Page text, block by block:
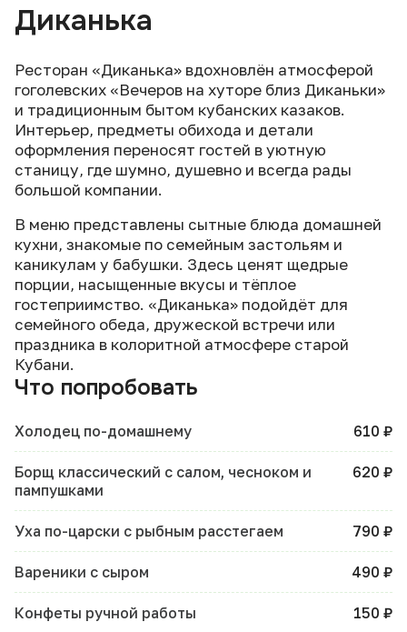
Диканька
Ресторан «Диканька» вдохновлён атмосферой
гоголевских «Вечеров на хуторе близ Диканьки»
и традиционным бытом кубанских казаков.
Интерьер, предметы обихода и детали
оформления переносят гостей в уютную
станицу, где шумно, душевно и всегда рады
большой компании.
В меню представлены сытные блюда домашней
кухни, знакомые по семейным застольям и
каникулам у бабушки. Здесь ценят щедрые
порции, насыщенные вкусы и тёплое
гостеприимство. «Диканька» подойдёт для
семейного обеда, дружеской встречи или
праздника в колоритной атмосфере старой
Кубани.
Что попробовать
Холодец по-домашнему 610 ₽
Борщ классический с салом, чесноком и
пампушками
620 ₽
Уха по-царски с рыбным расстегаем 790 ₽
Вареники с сыром 490 ₽
Конфеты ручной работы 150 ₽